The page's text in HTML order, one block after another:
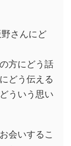
さんにど
方にどう話
どう伝える
ういう思い
会いするこ